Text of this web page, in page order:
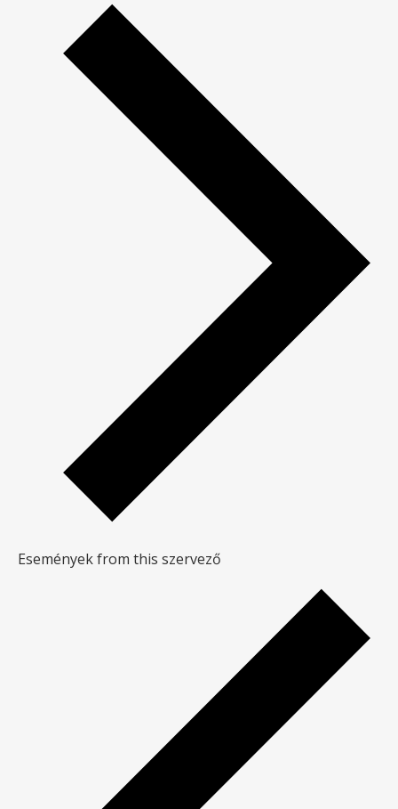
Események from this szervező